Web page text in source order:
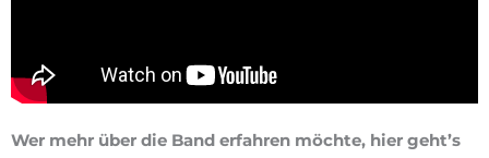
Wer mehr über die Band erfahren möchte, hier geht’s